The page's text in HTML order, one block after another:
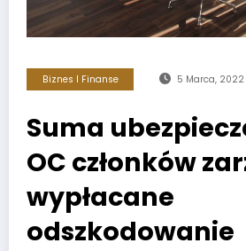
Biznes I Finanse 5 Marca, 2022
Suma
OC członków
wypłacane
odszkodowanie